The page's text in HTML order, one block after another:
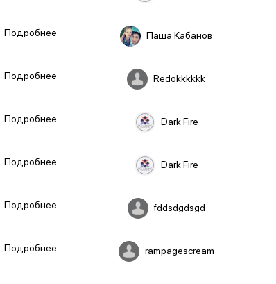
Подробнее Паша Кабанов
Подробнее Redokkkkkk
Подробнее Dark Fire
Подробнее Dark Fire
Подробнее fddsdgdsgd
Подробнее rampagescream